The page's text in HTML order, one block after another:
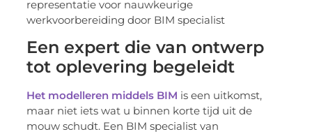
Een expert die van ontwerp
tot oplevering begeleidt
Het modelleren middels BIM is een uitkomst,
maar niet iets wat u binnen korte tijd uit de
mouw schudt. Een BIM specialist van